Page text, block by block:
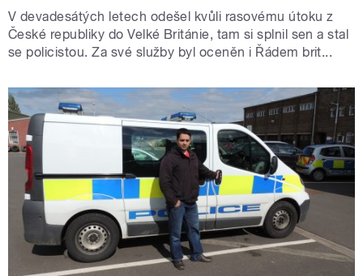
V devadesátých letech odešel kvůli rasovému útoku z
České republiky do Velké Británie, tam si splnil sen a stal
se policistou. Za své služby byl oceněn i Řádem brit...